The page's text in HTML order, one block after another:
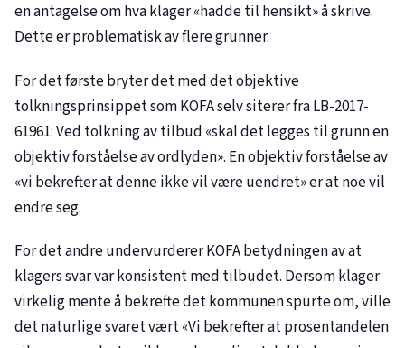
en antagelse om hva klager «hadde til hensikt» å skrive.
Dette er problematisk av flere grunner.
For det første bryter det med det objektive
tolkningsprinsippet som KOFA selv siterer fra LB-2017-
61961: Ved tolkning av tilbud «skal det legges til grunn en
objektiv forståelse av ordlyden». En objektiv forståelse av
«vi bekrefter at denne ikke vil være uendret» er at noe vil
endre seg.
For det andre undervurderer KOFA betydningen av at
klagers svar var konsistent med tilbudet. Dersom klager
virkelig mente å bekrefte det kommunen spurte om, ville
det naturlige svaret vært «Vi bekrefter at prosentandelen